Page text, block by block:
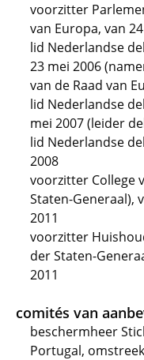
voorzitter
van Europa, van
lid Nederlandse
23 mei 2006
van de Raad van
lid Nederlandse
mei 2007 (leider
lid Nederlandse
2008
voorzitter College
Staten-Generaal),
2011
voorzitter
der Staten-
2011
comités van
beschermheer
Portugal,